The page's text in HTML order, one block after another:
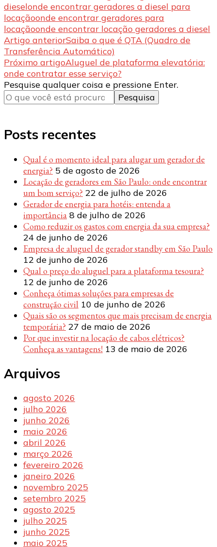
dieselonde encontrar geradores a diesel para
locaçãoonde encontrar geradores para
locaçãoonde encontrar locação geradores a diesel
Navegação
de
post
Artigo anteriorSaiba o que é QTA (Quadro de
Transferência Automático)
Próximo artigoAluguel de plataforma elevatória:
onde contratar esse serviço?
Procurando
algo?
Pesquise qualquer coisa e pressione Enter.
Posts recentes
Qual é o momento ideal para alugar um gerador de
energia? 5 de agosto de 2026
Locação de geradores em São Paulo: onde encontrar
um bom serviço? 22 de julho de 2026
Gerador de energia para hotéis: entenda a
importância 8 de julho de 2026
Como reduzir os gastos com energia da sua empresa?
24 de junho de 2026
Empresa de aluguel de gerador standby em São Paulo
12 de junho de 2026
Qual o preço do aluguel para a plataforma tesoura?
12 de junho de 2026
Conheça ótimas soluções para empresas de
construção civil 10 de junho de 2026
Quais são os segmentos que mais precisam de energia
temporária? 27 de maio de 2026
Por que investir na locação de cabos elétricos?
Conheça as vantagens! 13 de maio de 2026
Arquivos
agosto 2026
julho 2026
junho 2026
maio 2026
abril 2026
março 2026
fevereiro 2026
janeiro 2026
novembro 2025
setembro 2025
agosto 2025
julho 2025
junho 2025
maio 2025